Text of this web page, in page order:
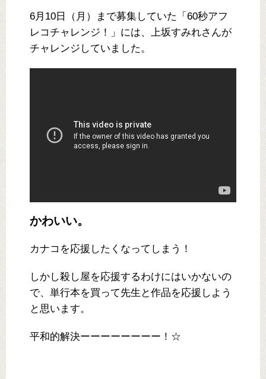
6月10日（月）まで募集していた「60秒アフ
レコチャレンジ！」には、上坂すみれさんが
チャレンジしていました。
かわいい。
カナコを応援したくなってしまう！
しかし殺し屋を応援するわけにはいかないの
で、単行本を買って先生と作品を応援しよう
と思います。
平和的解決ーーーーーーーー！☆